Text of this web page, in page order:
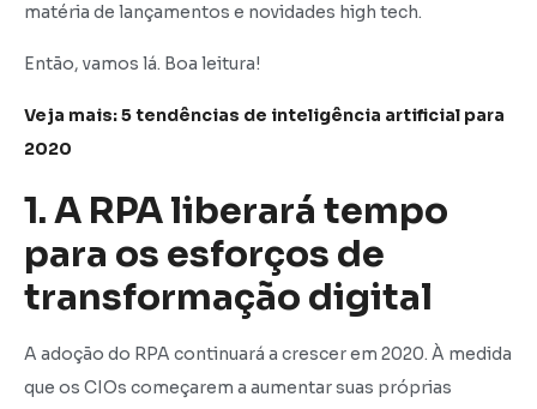
matéria de lançamentos e novidades high tech.
Então, vamos lá. Boa leitura!
Veja mais: 5 tendências de inteligência artificial para
2020
1. A RPA liberará tempo
para os esforços de
transformação digital
A adoção do RPA continuará a crescer em 2020. À medida
que os CIOs começarem a aumentar suas próprias